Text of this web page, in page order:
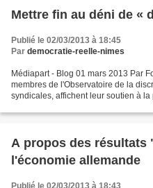
Mettre fin au déni de «
Publié le 02/03/2013 à 18:45
Par democratie-reelle-nimes
Médiapart - Blog 01 mars 2013 Par
membres de l'Observatoire de la
syndicales, affichent leur soutien à la
A propos des
l'économie allemande
Publié le 02/03/2013 à 18:43